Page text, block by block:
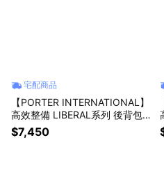
宅配商品
【PORTER INTERNATIONAL】
高效整備 LIBERAL系列 後背包
(黑色)
$7,450